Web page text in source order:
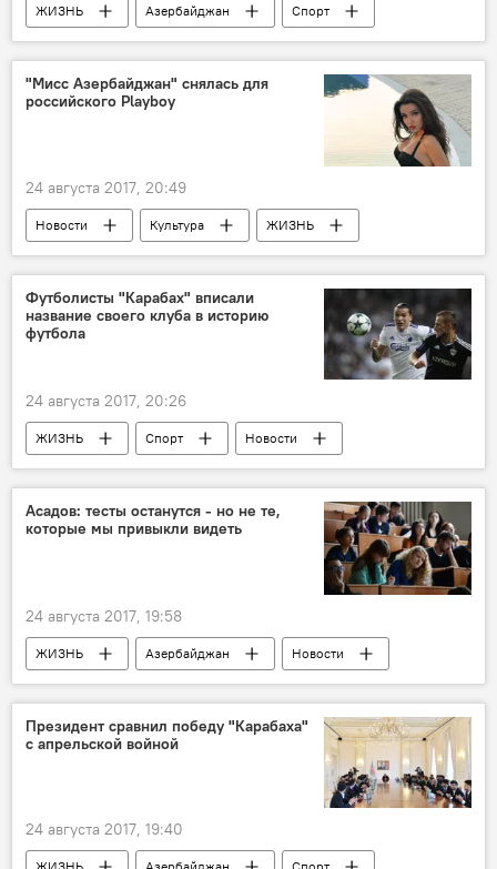
ЖИЗНЬ Азербайджан
Спорт
Новости
Монако Жеребьевка
"Мисс Азербайджан" снялась для
российского Playboy
24 августа 2017, 20:49
Новости Культура
ЖИЗНЬ
Россия
Россия
Оксана Бархатова
Playboy
"Мисс Азербайджан-2016"
Фотосессия
Азербайджан
Футболисты "Карабах" вписали
название своего клуба в историю
футбола
24 августа 2017, 20:26
ЖИЗНЬ Спорт
Новости
Азад Рагимов
Азербайджан
Асадов: тесты останутся - но не те,
которые мы привыкли видеть
24 августа 2017, 19:58
ЖИЗНЬ Азербайджан
Новости
Малейка Аббасзаде
Кямран Асадов
Государственный экзаменационный центр (ГЭЦ)
изменения
Новый учебный год в Азербайджане
Президент сравнил победу "Карабаха"
с апрельской войной
24 августа 2017, 19:40